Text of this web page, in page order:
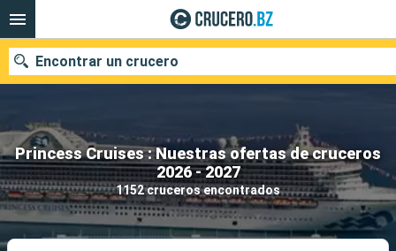
Princess Cruises : Nuestras ofertas de cruceros
2026 - 2027
1152 cruceros encontrados
Encontrar un crucero
Nuestros destinos
Fecha de salida
Puertos Compañías